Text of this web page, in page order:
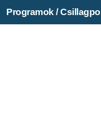
Programok /